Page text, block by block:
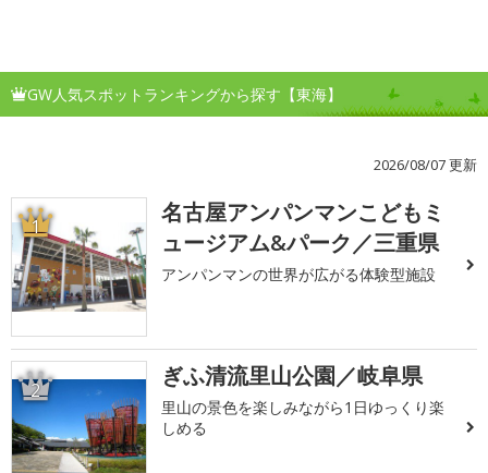
GW人気スポットランキングから探す【東海】
2026/08/07 更新
1
名古屋アンパンマンこどもミ
ュージアム&パーク／三重県
アンパンマンの世界が広がる体験型施設
2 ぎふ清流里山公園／岐阜県
里山の景色を楽しみながら1日ゆっくり楽
しめる